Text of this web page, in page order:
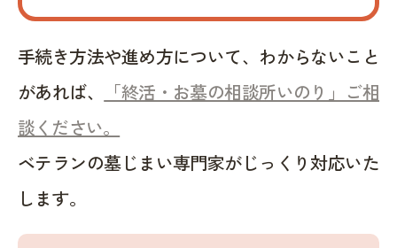
手続き方法や進め方について、わからないこと
があれば、
「終活・お墓の相談所いのり」ご相
談ください。
ベテランの墓じまい専門家がじっくり対応いた
します。